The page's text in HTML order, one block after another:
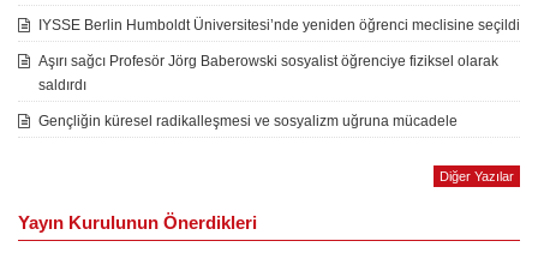
IYSSE Berlin Humboldt Üniversitesi’nde yeniden öğrenci meclisine seçildi
Aşırı sağcı Profesör Jörg Baberowski sosyalist öğrenciye fiziksel olarak
saldırdı
Gençliğin küresel radikalleşmesi ve sosyalizm uğruna mücadele
Diğer Yazılar
Yayın Kurulunun Önerdikleri